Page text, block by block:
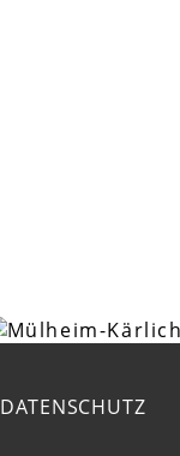
DATENSCHUTZ